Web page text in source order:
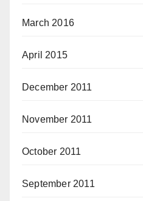
March 2016
April 2015
December 2011
November 2011
October 2011
September 2011